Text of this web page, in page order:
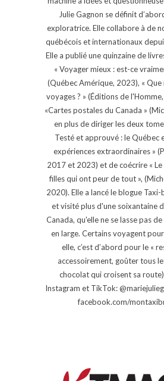
Julie Gagnon se définit
exploratrice. Elle collabore à de
québécois et internationaux
Elle a publié une quinzaine de
« Voyager mieux : est-ce
(Québec Amérique, 2023), «
voyages ? » (Éditions de
«Cartes postales du Canada »
en plus de diriger les deux
Testé et approuvé : le Québec
expériences extraordinaires »
2017 et 2023) et de coécrire «
filles qui ont peur de tout »,
2020). Elle a lancé le blogue
et visité plus d'une soixantaine
Canada, qu'elle ne se lasse pas
en large. Certains voyagent
elle, c’est d’abord pour le «
accessoirement, goûter tous
chocolat qui croisent sa
Instagram et TikTok:
facebook.com/